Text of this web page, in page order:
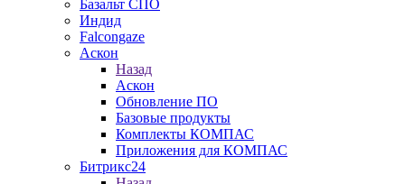
Базальт СПО
Индид
Falcongaze
Аскон
Назад
Аскон
Обновление ПО
Базовые продукты
Комплекты КОМПАС
Приложения для КОМПАС
Битрикс24